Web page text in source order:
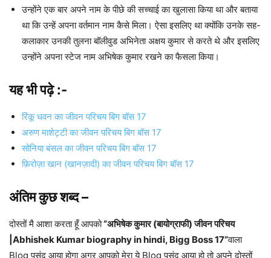
उन्होंने एक बार अपने नाम के पीछे की सच्चाई का खुलासा किया था और बताया
था कि उन्हें अपना वर्तमान नाम कैसे मिला। ऐसा इसलिए था क्योंकि उनके सह-
कलाकार उनकी तुलना बॉलीवुड अभिनेता अक्षय कुमार से करते थे और इसलिए
उन्होंने अपना स्टेज नाम अभिषेक कुमार रखने का फैसला किया।
यह भी पढ़े :-
रिंकू धवन का जीवन परिचय बिग बॉस 17
अरुण माशेट्टी का जीवन परिचय बिग बॉस 17
सोनिया बंसल का जीवन परिचय बिग बॉस 17
फ़िरोज़ा खान (खानज़ादी) का जीवन परिचय बिग बॉस 17
अंतिम कुछ शब्द –
दोस्तों मै आशा करता हूँ आपको”अभिषेक कुमार (बायोग्राफी) जीवन परिचय
|Abhishek Kumar biography in hindi, Bigg Boss 17”वाला
Blog पसंद आया होगा अगर आपको मेरा ये Blog पसंद आया हो तो अपने दोस्तों